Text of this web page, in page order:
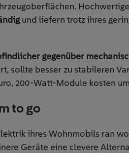
und liefern trotz ihres
gegenüber
sollte besser zu stabileren
200-Watt-Module kosten
to go
ihres Wohnmobils ran
Geräte eine clevere